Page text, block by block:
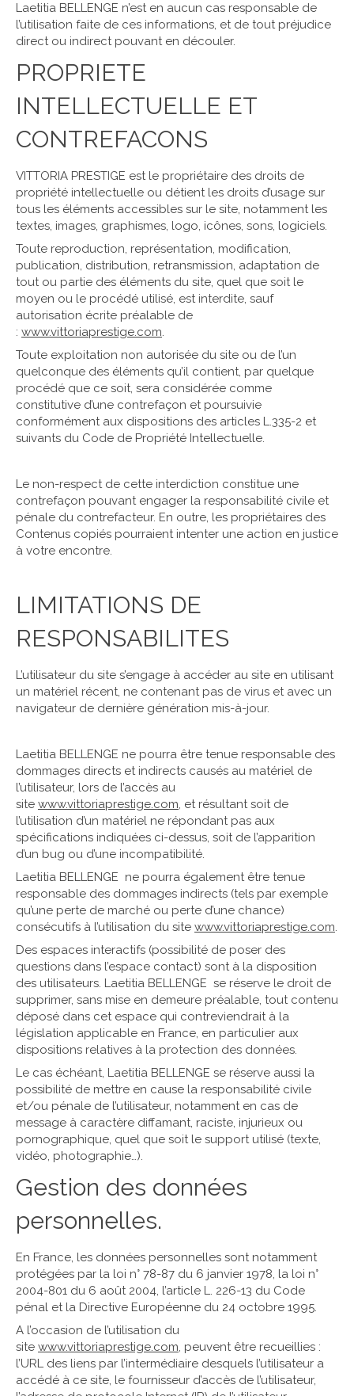
Laetitia BELLENGE n’est en aucun cas responsable de
l’utilisation faite de ces informations, et de tout préjudice
direct ou indirect pouvant en découler.
PROPRIETE
INTELLECTUELLE ET
CONTREFACONS
VITTORIA PRESTIGE est le propriétaire des droits de
propriété intellectuelle ou détient les droits d’usage sur
tous les éléments accessibles sur le site, notamment les
textes, images, graphismes, logo, icônes, sons, logiciels.
Toute reproduction, représentation, modification,
publication, distribution, retransmission, adaptation de
tout ou partie des éléments du site, quel que soit le
moyen ou le procédé utilisé, est interdite, sauf
autorisation écrite préalable de
: www.vittoriaprestige.com.
Toute exploitation non autorisée du site ou de l’un
quelconque des éléments qu’il contient, par quelque
procédé que ce soit, sera considérée comme
constitutive d’une contrefaçon et poursuivie
conformément aux dispositions des articles L.335-2 et
suivants du Code de Propriété Intellectuelle.
Le non-respect de cette interdiction constitue une
contrefaçon pouvant engager la responsabilité civile et
pénale du contrefacteur. En outre, les propriétaires des
Contenus copiés pourraient intenter une action en justice
à votre encontre.
LIMITATIONS DE
RESPONSABILITES
L’utilisateur du site s’engage à accéder au site en utilisant
un matériel récent, ne contenant pas de virus et avec un
navigateur de dernière génération mis-à-jour.
Laetitia BELLENGE ne pourra être tenue responsable des
dommages directs et indirects causés au matériel de
l’utilisateur, lors de l’accès au
site www.vittoriaprestige.com, et résultant soit de
l’utilisation d’un matériel ne répondant pas aux
spécifications indiquées ci-dessus, soit de l’apparition
d’un bug ou d’une incompatibilité.
Laetitia BELLENGE ne pourra également être tenue
responsable des dommages indirects (tels par exemple
qu’une perte de marché ou perte d’une chance)
consécutifs à l’utilisation du site www.vittoriaprestige.com.
Des espaces interactifs (possibilité de poser des
questions dans l’espace contact) sont à la disposition
des utilisateurs. Laetitia BELLENGE se réserve le droit de
supprimer, sans mise en demeure préalable, tout contenu
déposé dans cet espace qui contreviendrait à la
législation applicable en France, en particulier aux
dispositions relatives à la protection des données.
Le cas échéant, Laetitia BELLENGE se réserve aussi la
possibilité de mettre en cause la responsabilité civile
et/ou pénale de l’utilisateur, notamment en cas de
message à caractère diffamant, raciste, injurieux ou
pornographique, quel que soit le support utilisé (texte,
vidéo, photographie…).
Gestion des données
personnelles.
En France, les données personnelles sont notamment
protégées par la loi n° 78-87 du 6 janvier 1978, la loi n°
2004-801 du 6 août 2004, l’article L. 226-13 du Code
pénal et la Directive Européenne du 24 octobre 1995.
A l’occasion de l’utilisation du
site www.vittoriaprestige.com, peuvent être recueillies :
l’URL des liens par l’intermédiaire desquels l’utilisateur a
accédé à ce site, le fournisseur d’accès de l’utilisateur,